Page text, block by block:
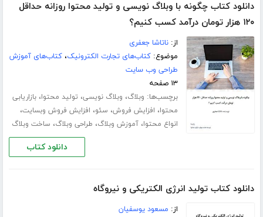
دانلود کتاب چگونه با وبلاگ نویسی و تولید محتوا روزانه حداقل
۱۲۰ هزار تومان درآمد کسب کنیم؟
از:ناتاشا جعفری
موضوع:کتاب‌های تجارت الکترونیک،کتاب‌های آموزش
طراحی وب سایت
۱۳ صفحه
برچسب‌ها: وبلاگ، وبلاگ نویسی، تولید محتوا،بازاریابی
محتوا، افزایش فروش، سئو، افزایش فروش وبسایت،
انواع محتوا،آموزش وبلاگ، طراحی وبلاگ، ساخت وبلاگ
دانلود کتاب
دانلود کتاب تولید انرژی الکتریکی و نیروگاه
از: مسعود یوسفیان